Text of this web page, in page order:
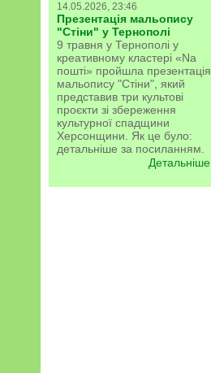
14.05.2026, 23:46
Презентація мальопису
"Стіни" у Тернополі
9 травня у Тернополі у
креативному кластері «Na
пошті» пройшла презентація
мальопису "Стіни", який
представив три культові
проєкти зі збереження
культурної спадщини
Херсонщини. Як це було:
детальніше за посиланням.
Детальніше